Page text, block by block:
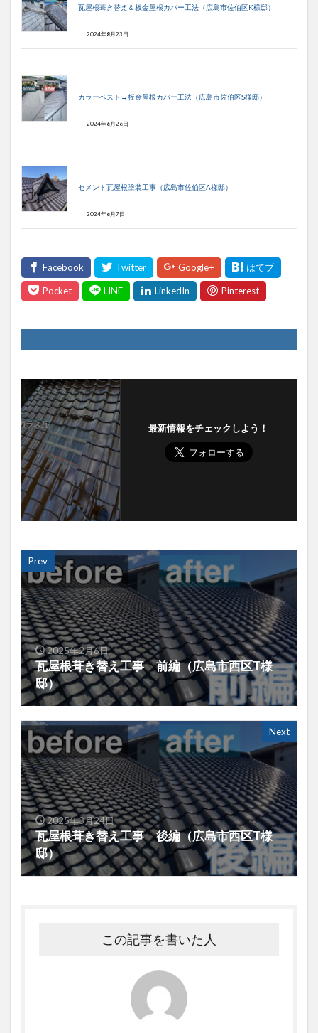
瓦屋根葺き替え＆板金屋根カバー工法（広島市佐伯区K様邸）
2024年8月23日
カラーベスト→板金屋根カバー工法（広島市佐伯区S様邸）
2024年6月26日
セメント瓦屋根塗装工事（広島市佐伯区A様邸）
2024年6月7日
最新情報をチェックしよう！
Prev
2025年2月6日
瓦屋根葺き替え工事 前編（広島市西区T様
邸）
Next
2025年3月24日
瓦屋根葺き替え工事 後編（広島市西区T様
邸）
この記事を書いた人